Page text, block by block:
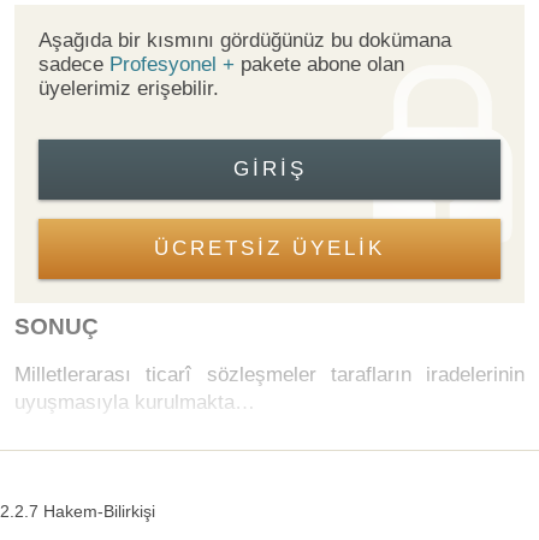
Aşağıda bir kısmını gördüğünüz bu dokümana
sadece Profesyonel + pakete abone olan
üyelerimiz erişebilir.
GIRIŞ
ÜCRETSİZ ÜYELİK
SONUÇ
Milletlerarası ticarî sözleşmeler tarafların iradelerinin
uyuşmasıyla kurulmakta…
2.2.7 Hakem-Bilirkişi